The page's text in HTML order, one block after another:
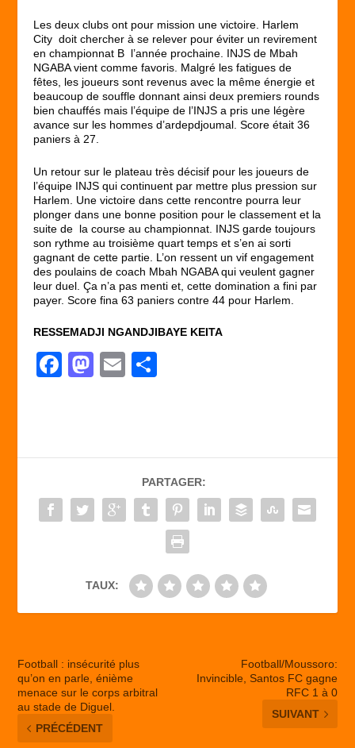
Les deux clubs ont pour mission une victoire. Harlem
City doit chercher à se relever pour éviter un revirement
en championnat B l’année prochaine. INJS de Mbah
NGABA vient comme favoris. Malgré les fatigues de
fêtes, les joueurs sont revenus avec la même énergie et
beaucoup de souffle donnant ainsi deux premiers rounds
bien chauffés mais l’équipe de l’INJS a pris une légère
avance sur les hommes d’ardepdjoumal. Score était 36
paniers à 27.
Un retour sur le plateau très décisif pour les joueurs de
l’équipe INJS qui continuent par mettre plus pression sur
Harlem. Une victoire dans cette rencontre pourra leur
plonger dans une bonne position pour le classement et la
suite de la course au championnat. INJS garde toujours
son rythme au troisième quart temps et s’en ai sorti
gagnant de cette partie. L’on ressent un vif engagement
des poulains de coach Mbah NGABA qui veulent gagner
leur duel. Ça n’a pas menti et, cette domination a fini par
payer. Score fina 63 paniers contre 44 pour Harlem.
RESSEMADJI NGANDJIBAYE KEITA
F
b
o
o
M
d
o
n
E
er
PARTAGER:
TAUX:
Football : insécurité plus
qu’on en parle, énième
menace sur le corps arbitral
au stade de Diguel.
PRÉCÉDENT
Football/Moussoro:
Invincible, Santos FC gagne
RFC 1 à 0
SUIVANT